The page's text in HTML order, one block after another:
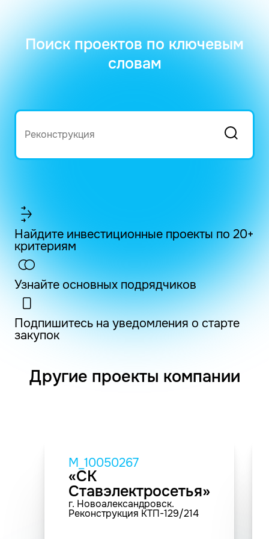
Поиск проектов по ключевым
словам
Найдите инвестиционные проекты по 20+
критериям
Узнайте основных подрядчиков
Подпишитесь на уведомления о старте
закупок
Другие проекты компании
M_10050267
«СК
Ставэлектросетья»
г. Новоалександровск.
Реконструкция КТП-129/214